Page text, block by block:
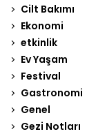
Cilt Bakımı
Ekonomi
etkinlik
Ev Yaşam
Festival
Gastronomi
Genel
Gezi Notları